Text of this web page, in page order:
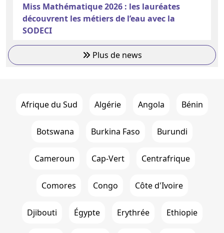
Miss Mathématique 2026 : les lauréates
découvrent les métiers de l’eau avec la
SODECI
Plus de news
Afrique du Sud Algérie Angola Bénin
Botswana Burkina Faso Burundi
Cameroun Cap-Vert Centrafrique
Comores Congo Côte d'Ivoire
Djibouti Égypte Erythrée Ethiopie